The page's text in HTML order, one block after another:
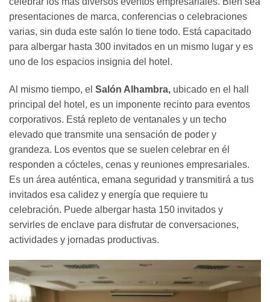
presentaciones de marca, conferencias o celebraciones
varias, sin duda este salón lo tiene todo. Está capacitado
para albergar hasta 300 invitados en un mismo lugar y es
uno de los espacios insignia del hotel.
Al mismo tiempo, el Salón Alhambra, ubicado en el hall
principal del hotel, es un imponente recinto para eventos
corporativos. Está repleto de ventanales y un techo
elevado que transmite una sensación de poder y
grandeza. Los eventos que se suelen celebrar en él
responden a cócteles, cenas y reuniones empresariales.
Es un área auténtica, emana seguridad y transmitirá a tus
invitados esa calidez y energía que requiere tu
celebración. Puede albergar hasta 150 invitados y
servirles de enclave para disfrutar de conversaciones,
actividades y jornadas productivas.